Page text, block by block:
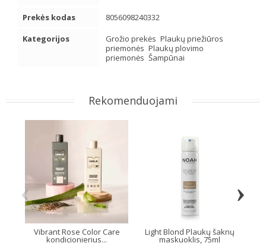
Prekės kodas
8056098240332
Kategorijos
Grožio prekės Plaukų priežiūros
priemonės Plaukų plovimo
priemonės Šampūnai
Rekomenduojami
Vibrant Rose Color Care
kondicionierius...
Light Blond Plaukų šaknų
maskuoklis, 75ml
‹ ›